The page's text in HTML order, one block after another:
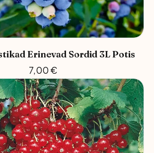
Erinevad Sordid 3L Potis
7,00 €